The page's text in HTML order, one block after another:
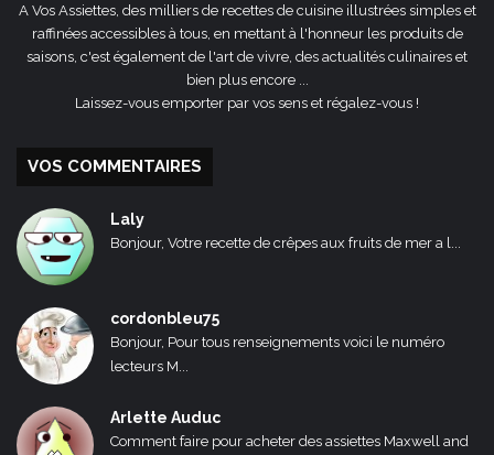
A Vos Assiettes, des milliers de recettes de cuisine illustrées simples et
raffinées accessibles à tous, en mettant à l'honneur les produits de
saisons, c'est également de l'art de vivre, des actualités culinaires et
bien plus encore ...
Laissez-vous emporter par vos sens et régalez-vous !
VOS COMMENTAIRES
Laly
Bonjour, Votre recette de crêpes aux fruits de mer a l...
cordonbleu75
Bonjour, Pour tous renseignements voici le numéro
lecteurs M...
Arlette Auduc
Comment faire pour acheter des assiettes Maxwell and